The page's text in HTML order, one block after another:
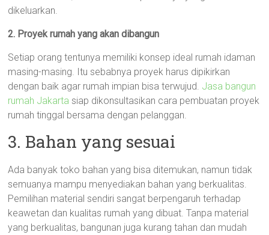
dikeluarkan.
2. Proyek rumah yang akan dibangun
Setiap orang tentunya memiliki konsep ideal rumah idaman
masing-masing. Itu sebabnya proyek harus dipikirkan
dengan baik agar rumah impian bisa terwujud. Jasa bangun
rumah Jakarta siap dikonsultasikan cara pembuatan proyek
rumah tinggal bersama dengan pelanggan.
3. Bahan yang sesuai
Ada banyak toko bahan yang bisa ditemukan, namun tidak
semuanya mampu menyediakan bahan yang berkualitas.
Pemilihan material sendiri sangat berpengaruh terhadap
keawetan dan kualitas rumah yang dibuat. Tanpa material
yang berkualitas, bangunan juga kurang tahan dan mudah